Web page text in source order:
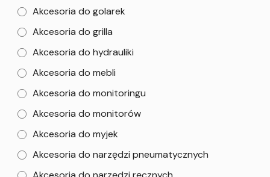
Akcesoria do golarek
Akcesoria do grilla
Akcesoria do hydrauliki
Akcesoria do mebli
Akcesoria do monitoringu
Akcesoria do monitorów
Akcesoria do myjek
Akcesoria do narzędzi pneumatycznych